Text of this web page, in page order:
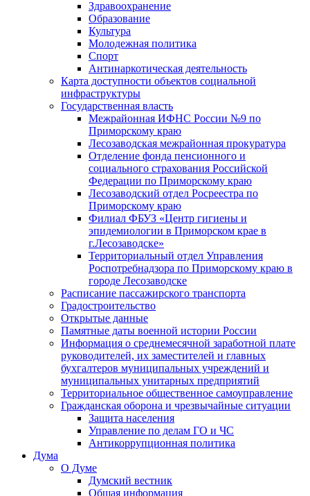
Здравоохранение
Образование
Культура
Молодежная политика
Спорт
Антинаркотическая деятельность
Карта доступности объектов социальной
инфраструктуры
Государственная власть
Межрайонная ИФНС России №9 по
Приморскому краю
Лесозаводская межрайонная прокуратура
Отделение фонда пенсионного и
социального страхования Российской
Федерации по Приморскому краю
Лесозаводский отдел Росреестра по
Приморскому краю
Филиал ФБУЗ «Центр гигиены и
эпидемиологии в Приморском крае в
г.Лесозаводске»
Территориальный отдел Управления
Роспотребнадзора по Приморскому краю в
городе Лесозаводске
Расписание пассажирского транспорта
Градостроительство
Открытые данные
Памятные даты военной истории России
Информация о среднемесячной заработной плате
руководителей, их заместителей и главных
бухгалтеров муниципальных учреждений и
муниципальных унитарных предприятий
Территориальное общественное самоуправление
Гражданская оборона и чрезвычайные ситуации
Защита населения
Управление по делам ГО и ЧС
Антикоррупционная политика
Дума
О Думе
Думский вестник
Общая информация